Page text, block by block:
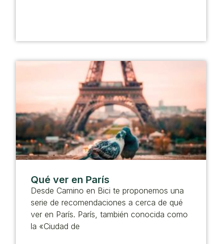
Qué ver en París
Desde Camino en Bici te proponemos una
serie de recomendaciones a cerca de qué
ver en París. París, también conocida como
la «Ciudad de